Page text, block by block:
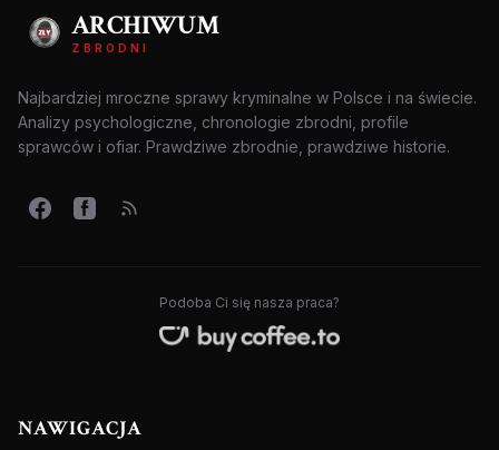
ARCHIWUM
ZBRODNI
Najbardziej mroczne sprawy kryminalne w Polsce i na świecie.
Analizy psychologiczne, chronologie zbrodni, profile
sprawców i ofiar. Prawdziwe zbrodnie, prawdziwe historie.
Podoba Ci się nasza praca?
NAWIGACJA